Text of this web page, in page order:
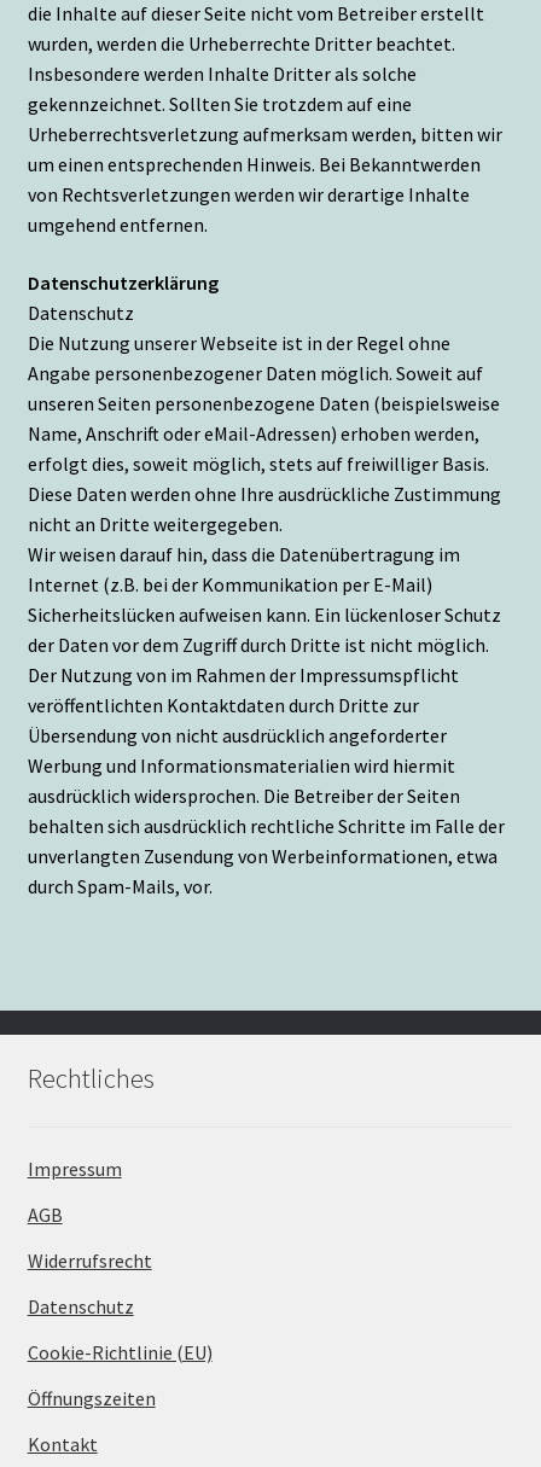
die Inhalte auf dieser Seite nicht vom Betreiber erstellt
wurden, werden die Urheberrechte Dritter beachtet.
Insbesondere werden Inhalte Dritter als solche
gekennzeichnet. Sollten Sie trotzdem auf eine
Urheberrechtsverletzung aufmerksam werden, bitten wir
um einen entsprechenden Hinweis. Bei Bekanntwerden
von Rechtsverletzungen werden wir derartige Inhalte
umgehend entfernen.
Datenschutzerklärung
Datenschutz
Die Nutzung unserer Webseite ist in der Regel ohne
Angabe personenbezogener Daten möglich. Soweit auf
unseren Seiten personenbezogene Daten (beispielsweise
Name, Anschrift oder eMail-Adressen) erhoben werden,
erfolgt dies, soweit möglich, stets auf freiwilliger Basis.
Diese Daten werden ohne Ihre ausdrückliche Zustimmung
nicht an Dritte weitergegeben.
Wir weisen darauf hin, dass die Datenübertragung im
Internet (z.B. bei der Kommunikation per E-Mail)
Sicherheitslücken aufweisen kann. Ein lückenloser Schutz
der Daten vor dem Zugriff durch Dritte ist nicht möglich.
Der Nutzung von im Rahmen der Impressumspflicht
veröffentlichten Kontaktdaten durch Dritte zur
Übersendung von nicht ausdrücklich angeforderter
Werbung und Informationsmaterialien wird hiermit
ausdrücklich widersprochen. Die Betreiber der Seiten
behalten sich ausdrücklich rechtliche Schritte im Falle der
unverlangten Zusendung von Werbeinformationen, etwa
durch Spam-Mails, vor.
Rechtliches
Impressum
AGB
Widerrufsrecht
Datenschutz
Cookie-Richtlinie (EU)
Öffnungszeiten
Kontakt